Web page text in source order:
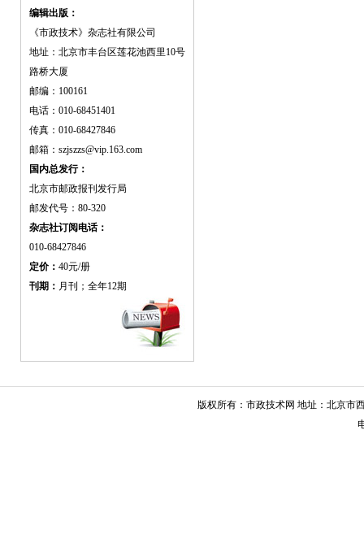
编辑出版：
《市政技术》杂志社有限公司
地址：北京市丰台区莲花池西里10号
路桥大厦
邮编：100161
电话：010-68451401
传真：010-68427846
邮箱：szjszzs@vip.163.com
国内总发行：
北京市邮政报刊发行局
邮发代号：80-320
杂志社订阅电话：
010-68427846
定价： 40元/册
刊期： 月刊；全年12期
版权所有：市政技术网 地址：北京市